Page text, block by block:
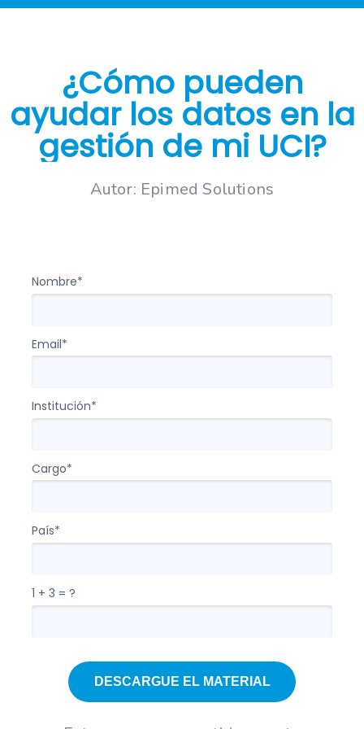
¿Cómo pueden
ayudar los datos en la
gestión de mi UCI?
Autor: Epimed Solutions
Nombre*
Email*
Institución*
Cargo*
País*
1 + 3 = ?
DESCARGUE EL MATERIAL